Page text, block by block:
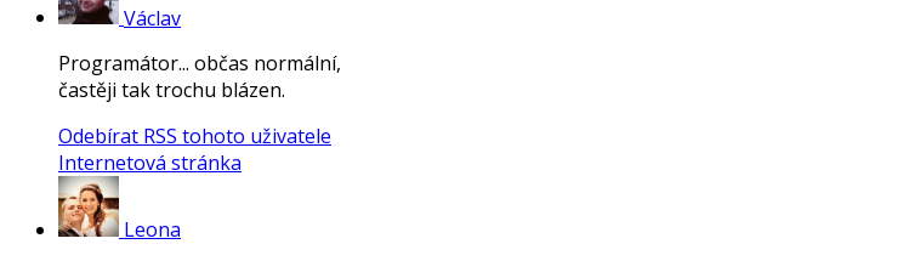
Václav
Programátor... občas normální,
častěji tak trochu blázen.
Odebírat RSS tohoto uživatele
Internetová stránka
Leona